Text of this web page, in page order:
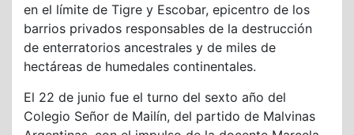
en el límite de Tigre y Escobar, epicentro de los
barrios privados responsables de la destrucción
de enterratorios ancestrales y de miles de
hectáreas de humedales continentales.
El 22 de junio fue el turno del sexto año del
Colegio Señor de Mailín, del partido de Malvinas